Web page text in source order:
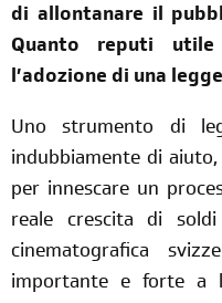
di allontanare il
Quanto reputi
l’adozione di una
Uno strumento di
indubbiamente di
per innescare un
reale crescita di soldi
cinematografica
importante e forte a